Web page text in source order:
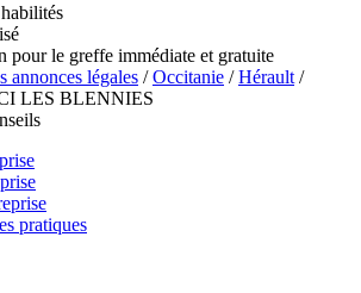
pour le greffe immédiate et gratuite
annonces légales /Occitanie /Hérault /
LES BLENNIES
pratiques